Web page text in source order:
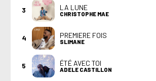
3 LA LUNE
CHRISTOPHE MAE
4 PREMIERE FOIS
SLIMANE
5 ÉTÉ AVEC TOI
ADELE CASTILLON